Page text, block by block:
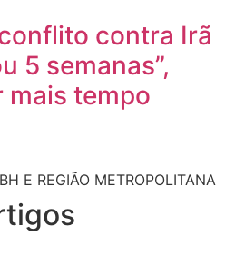
contra Irã
5 semanas”,
mais tempo
E REGIÃO METROPOLITANA